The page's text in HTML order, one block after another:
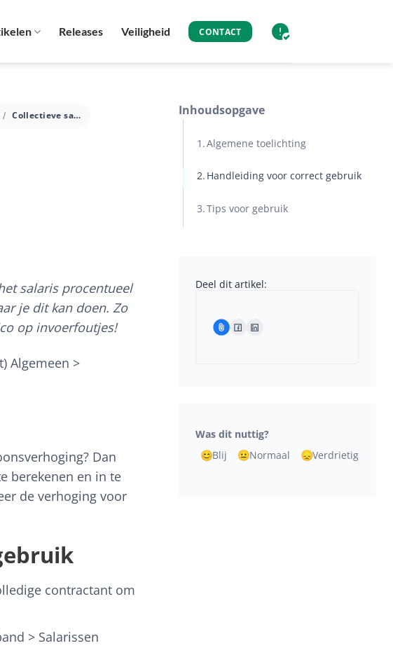
Releases Veiligheid CONTACT
Collectieve salarisverhoging
salaris procentueel
je dit kan doen. Zo
op invoerfoutjes!
Algemeen >
Dan
berekenen en in te
de verhoging voor
contractant om
> Salarissen
Inhoudsopgave
Algemene toelichting
Handleiding voor correct gebruik
Tips voor gebruik
Deel dit artikel:
Was dit nuttig?
Blij
Normaal Verdrietig